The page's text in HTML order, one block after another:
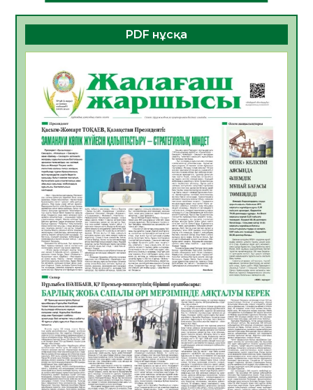
Open Air: Қызылорда облысы полиция
департаменті 20 мыңнан астам
көрерменнің қауіпсіздігін қамтамасыз етті
ҚЫЗЫЛОРДАДА «САНАЛЫ ҰРПАҚ –
ЖАРҚЫН БОЛАШАҚ» АТТЫ КЕҢЕЙТІЛГЕН
МӘЖІЛІС ӨТТІ
05.08.2026
29
Қазақстан Орталық Азиядағы көшуге ең
қолайлы ел атанды
05.08.2026
31
Өрт қауіпсіздігі талаптарын сақтау – әр
азаматтың міндеті
05.08.2026
31
Руслан Рүстемұлы облыс әкімінің
кеңесшісі болып тағайындалды
05.08.2026
27
Цифрландыру саласын дамыту аясында
салынатын жаңа орталықтың жобасы
талқыланды
05.08.2026
27
PDF нұсқа